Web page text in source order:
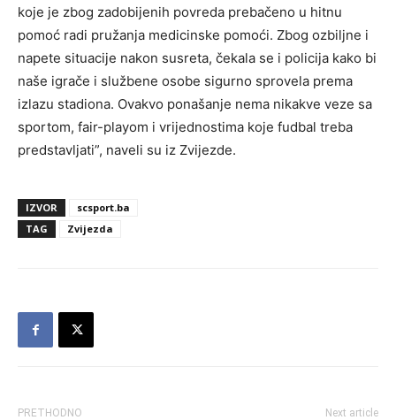
koje je zbog zadobijenih povreda prebačeno u hitnu
pomoć radi pružanja medicinske pomoći. Zbog ozbiljne i
napete situacije nakon susreta, čekala se i policija kako bi
naše igrače i službene osobe sigurno sprovela prema
izlazu stadiona. Ovakvo ponašanje nema nikakve veze sa
sportom, fair-playom i vrijednostima koje fudbal treba
predstavljati”, naveli su iz Zvijezde.
IZVOR
scsport.ba
TAG
Zvijezda
PRETHODNO Next article